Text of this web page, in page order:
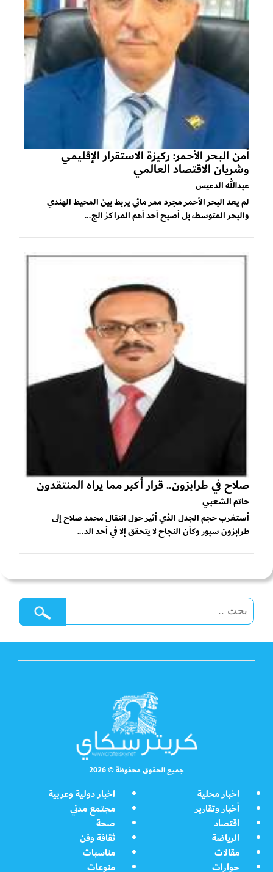
أمن البحر الأحمر: ركيزة الاستقرار الإقليمي
وشريان الاقتصاد العالمي
عبدالله الدعيس
لم يعد البحر الأحمر مجرد ممر مائي يربط بين المحيط الهندي
والبحر المتوسط، بل أصبح أحد أهم المراكز الج...
صلاح في طرابزون.. قرار أكبر مما يراه المنتقدون
حاتم الشعبي
أستغرب حجم الجدل الذي أثير حول انتقال محمد صلاح إلى
طرابزون سبور وكأن النجاح لا يتحقق إلا في أحد الد...
جميع الحقوق محفوظة © 2026
اخبار محلية
اخبار دولية وعربية
أخبار وتقارير
مجتمع مدني
اقتصاد
صحة
الرياضة
ثقافة وفن
مقالات
مناسبات
حوارات
منوعات